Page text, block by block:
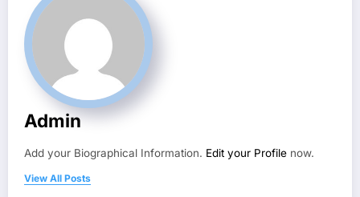
Admin
Add your Biographical Information. Edit your Profile now.
View All Posts